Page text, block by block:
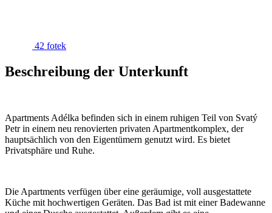
42 fotek
Beschreibung der Unterkunft
Apartments Adélka befinden sich in einem ruhigen Teil von Svatý
Petr in einem neu renovierten privaten Apartmentkomplex, der
hauptsächlich von den Eigentümern genutzt wird. Es bietet
Privatsphäre und Ruhe.
Die Apartments verfügen über eine geräumige, voll ausgestattete
Küche mit hochwertigen Geräten. Das Bad ist mit einer Badewanne